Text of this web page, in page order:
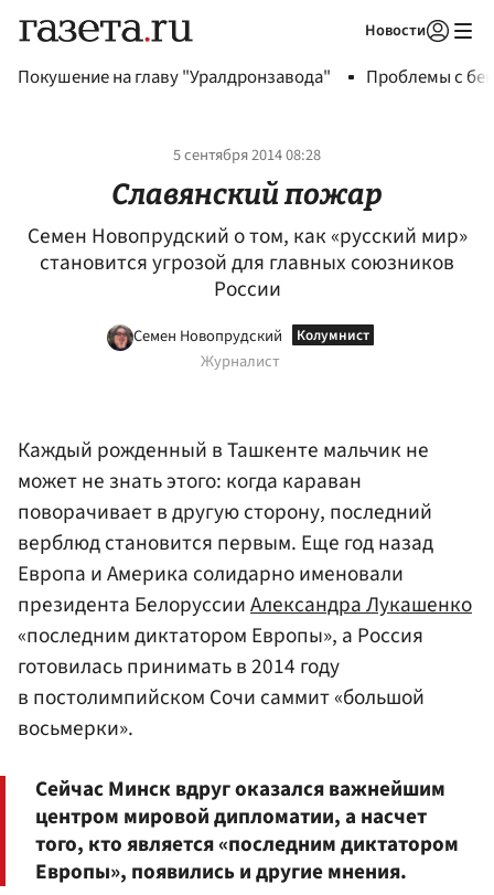
Новости
Покушение на главу "Уралдронзавода" Проблемы с
5 сентября 2014 08:28
Славянский пожар
Семен Новопрудский о том, как «русский мир»
становится угрозой для главных союзников
России
Семен Новопрудский
Журналист
Каждый рожденный в Ташкенте мальчик не
может не знать этого: когда караван
поворачивает в другую сторону, последний
верблюд становится первым. Еще год назад
Европа и Америка солидарно именовали
президента БелоруссииАлександра Лукашенко
«последним диктатором Европы», а Россия
готовилась принимать в 2014 году
в постолимпийском Сочи саммит «большой
восьмерки».
Сейчас Минск вдруг оказался важнейшим
центром мировой дипломатии, а насчет
того, кто является «последним диктатором
Европы», появились и другие мнения.